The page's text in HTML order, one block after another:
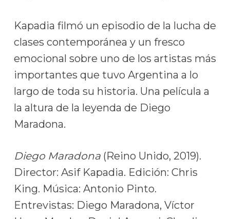
Kapadia filmó un episodio de la lucha de
clases contemporánea y un fresco
emocional sobre uno de los artistas más
importantes que tuvo Argentina a lo
largo de toda su historia. Una película a
la altura de la leyenda de Diego
Maradona.
Diego Maradona(Reino Unido, 2019).
Director: Asif Kapadia. Edición: Chris
King. Música: Antonio Pinto.
Entrevistas: Diego Maradona, Víctor